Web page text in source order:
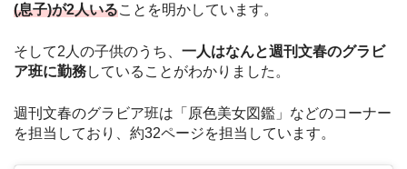
(息子)が2人いることを明かしています。
そして2人の子供のうち、 一人はなんと週刊文春のグラビ
ア班に勤務していることがわかりました。
週刊文春のグラビア班は「原色美女図鑑」などのコーナー
を担当しており、約32ページを担当しています。